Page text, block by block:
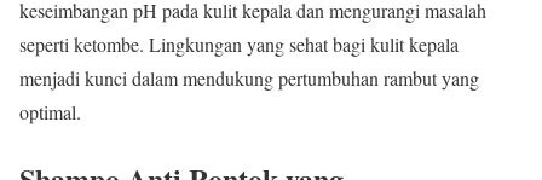
keseimbangan pH pada kulit kepala dan mengurangi masalah
seperti ketombe. Lingkungan yang sehat bagi kulit kepala
menjadi kunci dalam mendukung pertumbuhan rambut yang
optimal.